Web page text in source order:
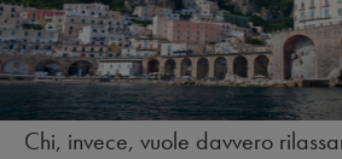
Chi, invece, vuole davvero